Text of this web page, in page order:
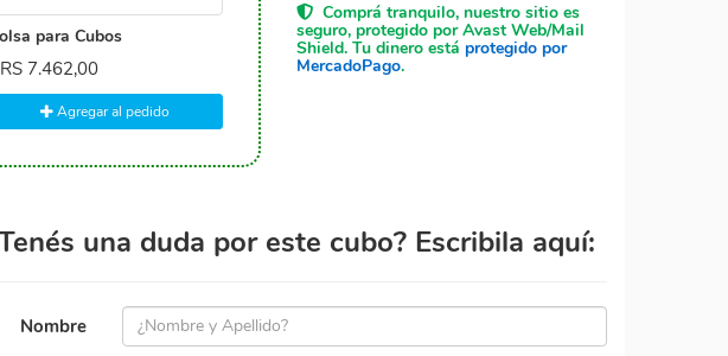
para Cubos
7.462,00
Agregar al pedido
Comprá tranquilo, nuestro sitio es
seguro, protegido por Avast Web/Mail
Shield. Tu dinero está protegido por
MercadoPago.
una duda por este cubo? Escribila aquí:
Nombre